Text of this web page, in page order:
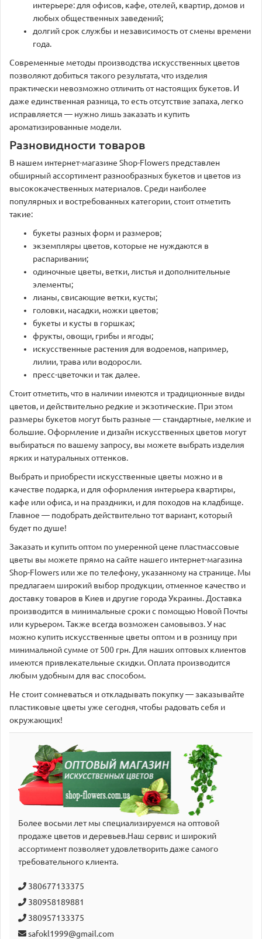
интерьере: для офисов, кафе, отелей, квартир, домов и
любых общественных заведений;
долгий срок службы и независимость от смены времени
года.
Современные методы производства искусственных цветов
позволяют добиться такого результата, что изделия
практически невозможно отличить от настоящих букетов. И
даже единственная разница, то есть отсутствие запаха, легко
исправляется — нужно лишь заказать и купить
ароматизированные модели.
Разновидности товаров
В нашем интернет-магазине Shop-Flowers представлен
обширный ассортимент разнообразных букетов и цветов из
высококачественных материалов. Среди наиболее
популярных и востребованных категории, стоит отметить
такие:
букеты разных форм и размеров;
экземпляры цветов, которые не нуждаются в
распаривании;
одиночные цветы, ветки, листья и дополнительные
элементы;
лианы, свисающие ветки, кусты;
головки, насадки, ножки цветов;
букеты и кусты в горшках;
фрукты, овощи, грибы и ягоды;
искусственные растения для водоемов, например,
лилии, трава или водоросли.
пресс-цветочки и так далее.
Стоит отметить, что в наличии имеются и традиционные виды
цветов, и действительно редкие и экзотические. При этом
размеры букетов могут быть разные — стандартные, мелкие и
большие. Оформление и дизайн искусственных цветов могут
выбираться по вашему запросу, вы можете выбрать изделия
ярких и натуральных оттенков.
Выбрать и приобрести искусственные цветы можно и в
качестве подарка, и для оформления интерьера квартиры,
кафе или офиса, и на праздники, и для походов на кладбище.
Главное — подобрать действительно тот вариант, который
будет по душе!
Заказать и купить оптом по умеренной цене пластмассовые
цветы вы можете прямо на сайте нашего интернет-магазина
Shop-Flowers или же по телефону, указанному на странице. Мы
предлагаем широкий выбор продукции, отменное качество и
доставку товаров в Киев и другие города Украины. Доставка
производится в минимальные сроки с помощью Новой Почты
или курьером. Также всегда возможен самовывоз. У нас
можно купить искусственные цветы оптом и в розницу при
минимальной сумме от 500 грн. Для наших оптовых клиентов
имеются привлекательные скидки. Оплата производится
любым удобным для вас способом.
Не стоит сомневаться и откладывать покупку — заказывайте
пластиковые цветы уже сегодня, чтобы радовать себя и
окружающих!
Более восьми лет мы специализируемся на оптовой
продаже цветов и деревьев.Наш сервис и широкий
аcсортимент позволяет удовлетворить даже самого
требовательного клиента.
380677133375
380958189881
380957133375
safokl1999@gmail.com